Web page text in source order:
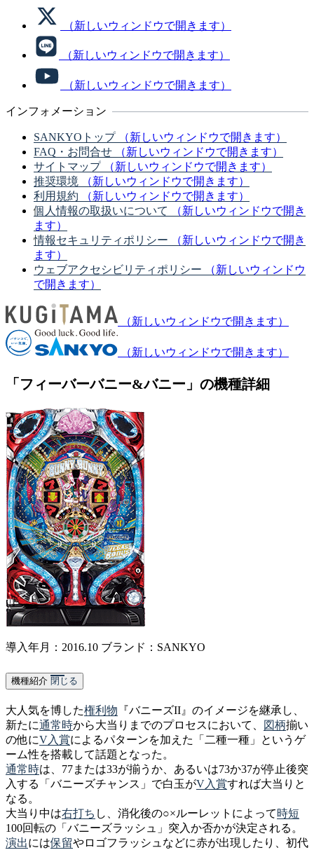
（新しいウィンドウで開きます）
（新しいウィンドウで開きます）
（新しいウィンドウで開きます）
インフォメーション
SANKYOトップ
（新しいウィンドウで開きます）
FAQ・お問合せ
（新しいウィンドウで開きます）
サイトマップ
（新しいウィンドウで開きます）
推奨環境
（新しいウィンドウで開きます）
利用規約
（新しいウィンドウで開きます）
個人情報の取扱いについて
（新しいウィンドウで開き
ます）
情報セキュリティポリシー
（新しいウィンドウで開き
ます）
ウェブアクセシビリティポリシー
（新しいウィンドウ
で開きます）
（新しいウィンドウで開きます）
（新しいウィンドウで開きます）
「フィーバーバニー&バニー」の機種詳細
導入年月：2016.10 ブランド：SANKYO
機種紹介 閉じる
大人気を博した権利物 『バニーズII』のイメージを継承し、
新たに通常時から大当りまでのプロセスにおいて、 図柄揃い
の他にV入賞によるパターンを加えた「二種一種」というゲ
ーム性を搭載して話題となった。
通常時は、77または33が揃うか、あるいは73か37が停止後突
入する「バニーズチャンス」で白玉がV入賞すれば大当りと
なる。
大当り中は右打ち し、消化後の○×ルーレットによって時短
100回転の「バニーズラッシュ」突入か否かが決定される。
演出には保留やロゴフラッシュなどに赤が出現したり、初代